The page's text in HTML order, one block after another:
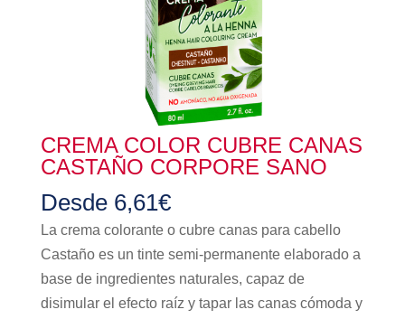
CREMA COLOR CUBRE CANAS
CASTAÑO CORPORE SANO
Desde 6,61€
La crema colorante o cubre canas para cabello
Castaño es un tinte semi-permanente elaborado a
base de ingredientes naturales, capaz de
disimular el efecto raíz y tapar las canas cómoda y